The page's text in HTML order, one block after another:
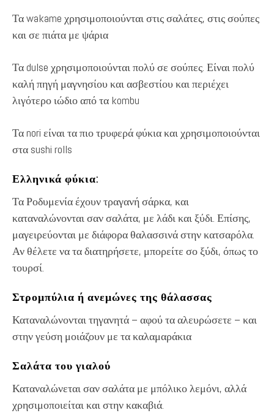
Τα wakame χρησιμοποιούνται στις σαλάτες, στις σούπες
και σε πιάτα με ψάρια
Τα dulse χρησιμοποιούνται πολύ σε σούπες. Είναι πολύ
καλή πηγή μαγνησίου και ασβεστίου και περιέχει
λιγότερο ιώδιο από τα kombu
Τα nori είναι τα πιο τρυφερά φύκια και χρησιμοποιούνται
στα sushi rolls
Ελληνικά φύκια:
Τα Ροδυμενία έχουν τραγανή σάρκα, και
καταναλώνονται σαν σαλάτα, με λάδι και ξύδι. Επίσης,
μαγειρεύονται με διάφορα θαλασσινά στην κατσαρόλα.
Αν θέλετε να τα διατηρήσετε, μπορείτε σο ξύδι, όπως το
τουρσί.
Στρομπύλια ή ανεμώνες της θάλασσας
Καταναλώνονται τηγανητά – αφού τα αλευρώσετε – και
στην γεύση μοιάζουν με τα καλαμαράκια
Σαλάτα του γιαλού
Καταναλώνεται σαν σαλάτα με μπόλικο λεμόνι, αλλά
χρησιμοποιείται και στην κακαβιά.